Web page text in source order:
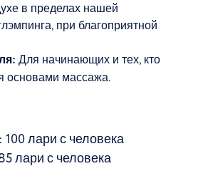
в пределах нашей
при благоприятной
Для начинающих и тех, кто
основами массажа.
100 лари с человека
лари с человека